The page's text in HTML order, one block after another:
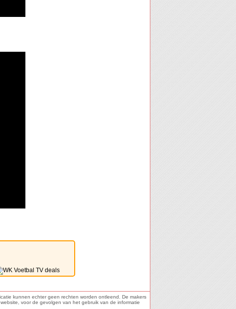
kunnen echter geen rechten worden ontleend. De makers
voor de gevolgen van het gebruik van de informatie